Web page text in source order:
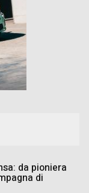
da pioniera
di